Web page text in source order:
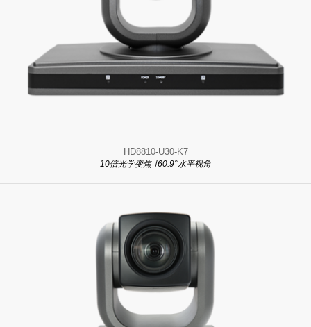
HD8810-U30-K7
10倍光学变焦 ∣ 60.9°水平视角